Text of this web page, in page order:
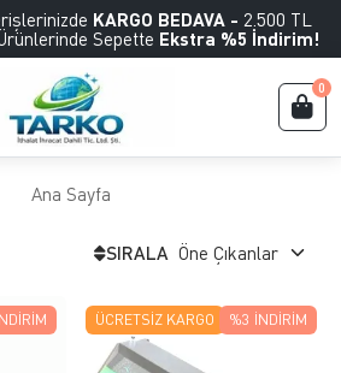
KARGO BEDAVA - 2.500 TL
Sepette Ekstra %5 İndirim!
0
Ana Sayfa
SIRALA
ÜCRETSIZ KARGO %3 İNDIRIM